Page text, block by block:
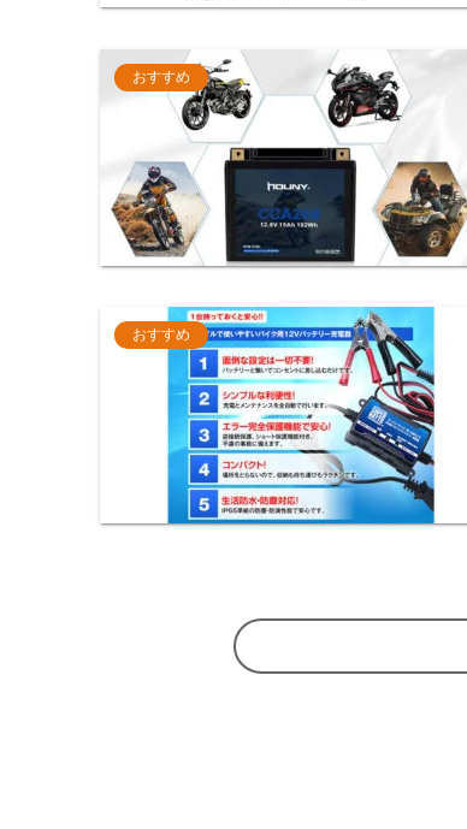
おすすめ
おすすめ